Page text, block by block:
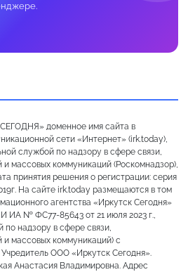
доменное имя сайта в
сети «Интернет» (irk.today),
службой по надзору в сфере связи,
массовых коммуникаций (Роскомнадзор),
принятия решения о регистрации: серия
На сайте irk.today размещаются в том
агентства «Иркутск Сегодня»
ИА № ФС77-85643 от 21 июля 2023 г.,
надзору в сфере связи,
массовых коммуникаций) с
ООО «Иркутск Сегодня».
Анастасия Владимировна. Адрес